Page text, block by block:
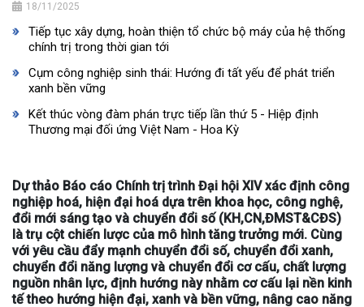
18/11/2025
Tiếp tục xây dựng, hoàn thiện tổ chức bộ máy của hệ thống
chính trị trong thời gian tới
Cụm công nghiệp sinh thái: Hướng đi tất yếu để phát triển
xanh bền vững
Kết thúc vòng đàm phán trực tiếp lần thứ 5 - Hiệp định
Thương mại đối ứng Việt Nam - Hoa Kỳ
Dự thảo Báo cáo Chính trị trình Đại hội XIV xác định công
nghiệp hoá, hiện đại hoá dựa trên khoa học, công nghệ,
đổi mới sáng tạo và chuyển đổi số (KH,CN,ĐMST&CĐS)
là trụ cột chiến lược của mô hình tăng trưởng mới. Cùng
với yêu cầu đẩy mạnh chuyển đổi số, chuyển đổi xanh,
chuyển đổi năng lượng và chuyển đổi cơ cấu, chất lượng
nguồn nhân lực, định hướng này nhằm cơ cấu lại nền kinh
tế theo hướng hiện đại, xanh và bền vững, nâng cao năng